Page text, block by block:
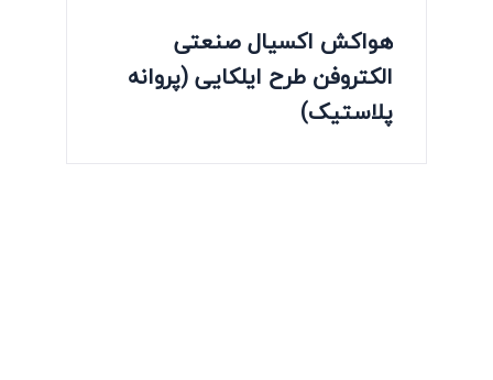
هواکش اکسیال صنعتی
الکتروفن طرح ایلکایی (پروانه
پلاستیک)